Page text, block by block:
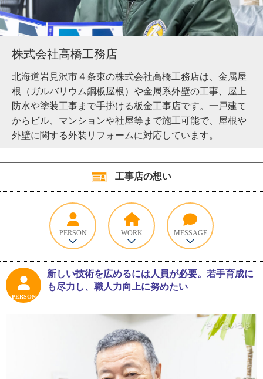
株式会社高橋工務店
北海道岩見沢市４条東の株式会社高橋工務店は、金属屋
根（ガルバリウム鋼板屋根）や金属系外壁の工事、屋上
防水や塗装工事まで手掛ける板金工事店です。一戸建て
からビル、マンションや社屋等まで施工可能で、屋根や
外壁に関する外装リフォームに対応しています。
工事店の想い
PERSON WORK MESSAGE
PERSON
新しい技術を広めるには人員が必要。若手育成に
も尽力し、職人力向上に努めたい